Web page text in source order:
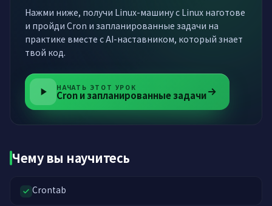
Нажми ниже, получи Linux-машину с Linux наготове
и пройди Cron и запланированные задачи на
практике вместе с AI-наставником, который знает
твой код.
НАЧАТЬ ЭТОТ УРОК
Cron и запланированные задачи
Чему вы научитесь
Crontab